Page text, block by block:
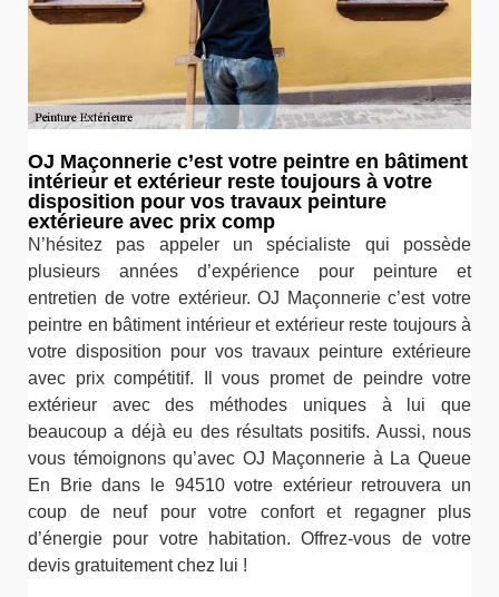
OJ Maçonnerie c’est votre peintre en bâtiment
intérieur et extérieur reste toujours à votre
disposition pour vos travaux peinture
extérieure avec prix comp
N’hésitez pas appeler un spécialiste qui possède
plusieurs années d’expérience pour peinture et
entretien de votre extérieur. OJ Maçonnerie c’est votre
peintre en bâtiment intérieur et extérieur reste toujours à
votre disposition pour vos travaux peinture extérieure
avec prix compétitif. Il vous promet de peindre votre
extérieur avec des méthodes uniques à lui que
beaucoup a déjà eu des résultats positifs. Aussi, nous
vous témoignons qu’avec OJ Maçonnerie à La Queue
En Brie dans le 94510 votre extérieur retrouvera un
coup de neuf pour votre confort et regagner plus
d’énergie pour votre habitation. Offrez-vous de votre
devis gratuitement chez lui !